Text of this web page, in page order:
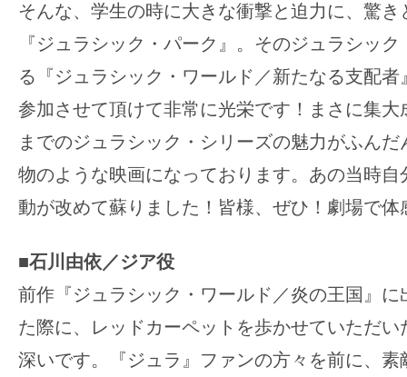
そんな、学生の時に大きな衝撃と迫力に、驚
『ジュラシック・パーク』。そのジュラシッ
る『ジュラシック・ワールド／新たなる支配
参加させて頂けて非常に光栄です！まさに集大
までのジュラシック・シリーズの魅力がふん
物のような映画になっております。あの当時自
動が改めて蘇りました！皆様、ぜひ！劇場で体
■石川由依／ジア役
前作『ジュラシック・ワールド／炎の王国』に
た際に、レッドカーペットを歩かせていただ
深いです。『ジュラ』ファンの方々を前に、素